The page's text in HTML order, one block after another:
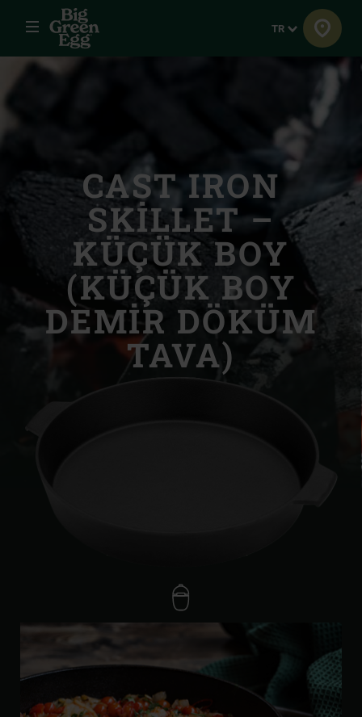
Menü Dil
TR
CAST IRON
SKILLET –
KÜÇÜK BOY
(KÜÇÜK BOY
DEMIR DÖKÜM
TAVA)